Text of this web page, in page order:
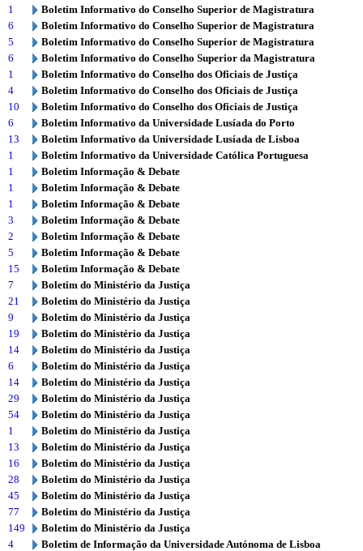
1
Boletim Informativo do Conselho Superior de Magistratura
6
Boletim Informativo do Conselho Superior de Magistratura
5
Boletim Informativo do Conselho Superior de Magistratura
6
Boletim Informativo do Conselho Superior da Magistratura
1
Boletim Informativo do Conselho dos Oficiais de Justiça
4
Boletim Informativo do Conselho dos Oficiais de Justiça
10
Boletim Informativo do Conselho dos Oficiais de Justiça
6
Boletim Informativo da Universidade Lusíada do Porto
13
Boletim Informativo da Universidade Lusíada de Lisboa
1
Boletim Informativo da Universidade Católica Portuguesa
1
Boletim Informação & Debate
1
Boletim Informação & Debate
1
Boletim Informação & Debate
3
Boletim Informação & Debate
2
Boletim Informação & Debate
5
Boletim Informação & Debate
15
Boletim Informação & Debate
7
Boletim do Ministério da Justiça
21
Boletim do Ministério da Justiça
9
Boletim do Ministério da Justiça
19
Boletim do Ministério da Justiça
14
Boletim do Ministério da Justiça
6
Boletim do Ministério da Justiça
14
Boletim do Ministério da Justiça
29
Boletim do Ministério da Justiça
54
Boletim do Ministério da Justiça
1
Boletim do Ministério da Justiça
13
Boletim do Ministério da Justiça
16
Boletim do Ministério da Justiça
28
Boletim do Ministério da Justiça
45
Boletim do Ministério da Justiça
77
Boletim do Ministério da Justiça
149
Boletim do Ministério da Justiça
4
Boletim de Informação da Universidade Autónoma de Lisboa